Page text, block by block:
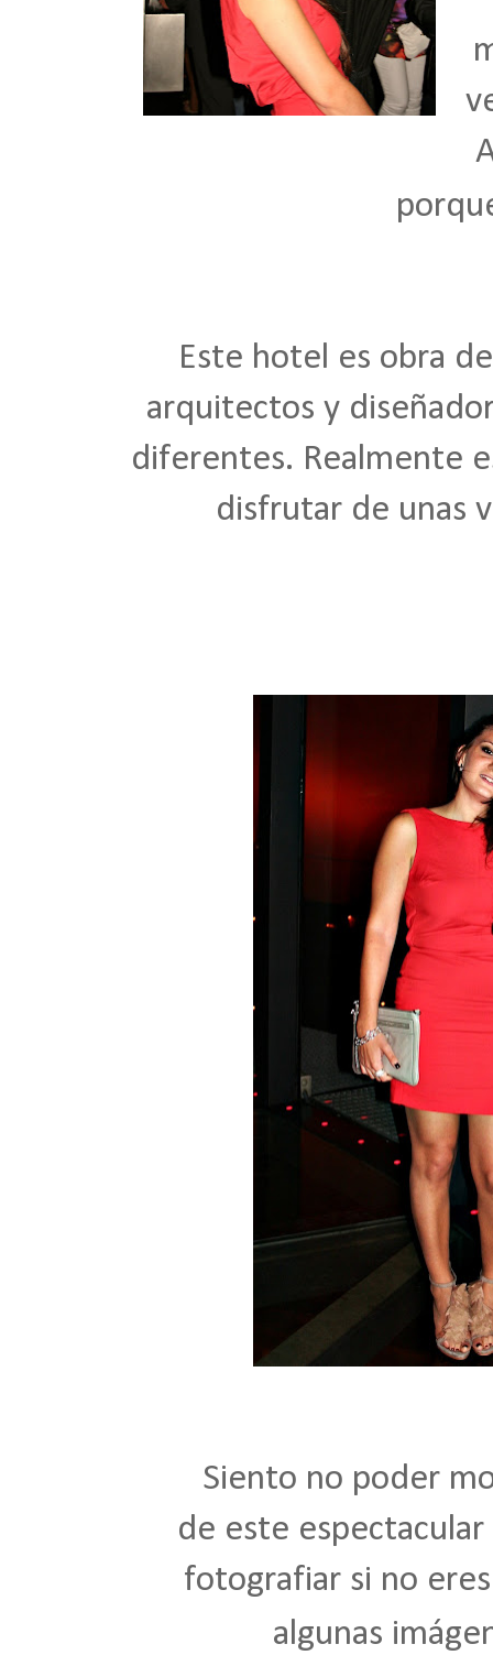
Este hotel es obra
arquitectos y
diferentes. Realmente
disfrutar de unas
Siento no poder
de este
fotografiar si no
algunas